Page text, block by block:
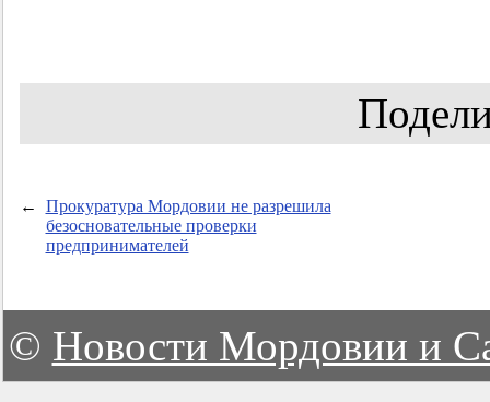
←
Прокуратура Мордовии не разрешила
безосновательные проверки
предпринимателей
© Новости Мордовии и